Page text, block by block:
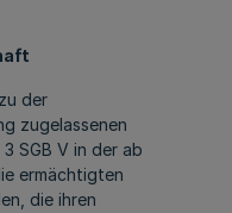
der
zugelassenen
SGB V in der ab
ermächtigten
die ihren